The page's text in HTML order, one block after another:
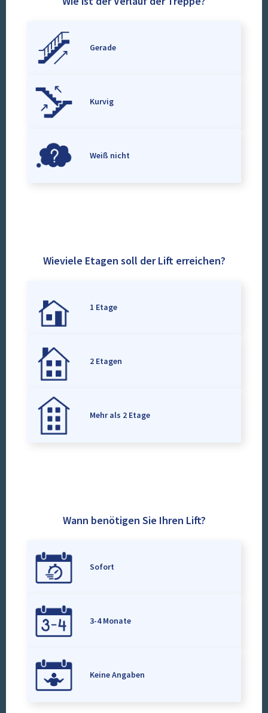
Gerade
Kurvig
Weiß nicht
Wieviele Etagen soll der Lift erreichen?
1 Etage
2 Etagen
Mehr als 2 Etage
Wann benötigen Sie Ihren Lift?
Sofort
3-4 Monate
Keine Angaben